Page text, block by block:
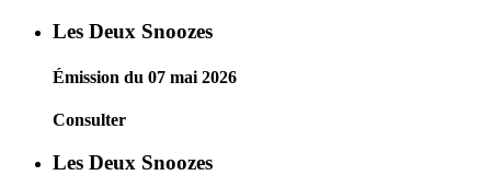
Les Deux Snoozes
Émission du 07 mai 2026
Consulter
Les Deux Snoozes